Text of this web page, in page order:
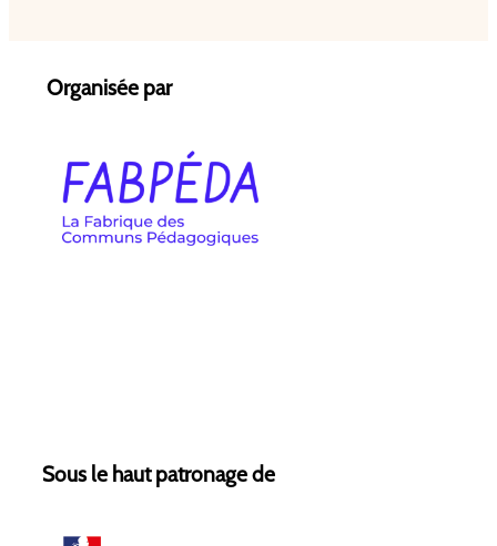
Organisée par
Sous le haut patronage de